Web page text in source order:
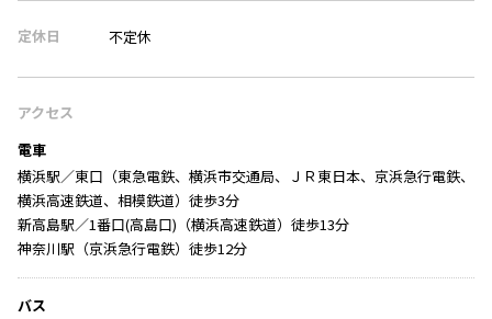
定休日 不定休
アクセス
電車
横浜駅／東口（東急電鉄、横浜市交通局、ＪＲ東日本、京浜急行電鉄、
横浜高速鉄道、相模鉄道）徒歩3分
新高島駅／1番口(高島口)（横浜高速鉄道）徒歩13分
神奈川駅（京浜急行電鉄）徒歩12分
バス